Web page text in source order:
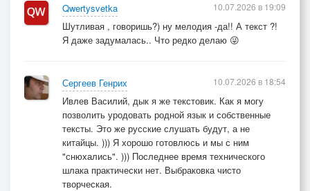
Qwertysvetka
Шутливая , говоришь?) ну мелодия -да!! А текст ?!
Я даже задумалась.. Что редко делаю 😜
10.07.2026 в 19:09
Сергеев Генрих
Ивлев Василий, дык я же текстовик. Как я могу
позволить уродовать родной язык и собственные
тексты. Это же русские слушать будут, а не
китайцы. ))) Я хорошо готовлюсь и мы с ним
"снюхались". ))) Последнее время технического
шлака практически нет. Выбраковка чисто
творческая.
10.07.2026 в 18:54